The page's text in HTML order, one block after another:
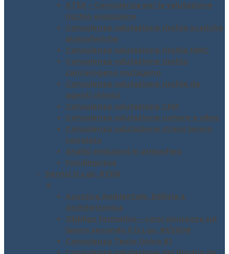
ATEX – Consulenza per la valutazione
rischio esplosione
Consulenza valutazione rischio scariche
atmosferiche
Consulenza valutazione rischio MMC
Consulenza valutazione rischio
cancerogeno mutageno
Consulenza valutazione rischio da
agenti chimici
Consulenza valutazione CEM
Consulenza valutazione rumore e vibro
Consulenza valutazione stress lavoro
correlato
Analisi emissioni in atmosfera
Fondimpresa
Servizi D.Lgs. 81/08
▼
Acustica Ambientale, Edilizia e
Architettonica
Obbligo formativo – corsi sicurezza sul
lavoro secondo il D.Lgs. 81/2008
Consulenza Testo Unico 81